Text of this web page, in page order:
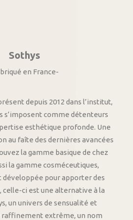
Sothys
en France-
depuis 2012 dans l’institut,
s’imposent comme détenteurs
esthétique profonde. Une
au faîte des dernières avancées
la gamme basique de chez
la gamme cosméceutiques,
pour apporter des
celle-ci est une alternative à la
un univers de sensualité et
raffinement extrême, un nom